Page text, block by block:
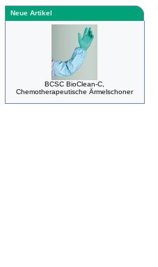
Neue Artikel
BCSC BioClean-C,
Chemotherapeutische Ärmelschoner